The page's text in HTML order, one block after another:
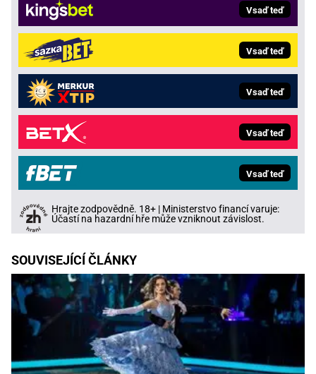
Vsaď teď
Vsaď teď
Vsaď teď
Vsaď teď
Vsaď teď
Hrajte zodpovědně. 18+ | Ministerstvo financí varuje:
Účastí na hazardní hře může vzniknout závislost.
SOUVISEJÍCÍ ČLÁNKY